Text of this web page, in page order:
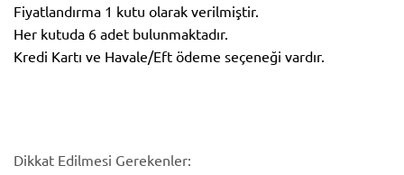
Fiyatlandırma 1 kutu olarak verilmiştir.
Her kutuda 6 adet bulunmaktadır.
Kredi Kartı ve Havale/Eft ödeme seçeneği vardır.
Dikkat Edilmesi Gerekenler: